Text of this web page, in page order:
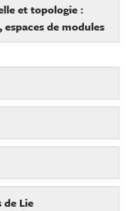
et topologie :
de modules
Lie